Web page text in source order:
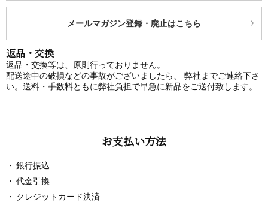
メールマガジン登録・廃止はこちら
返品・交換
返品・交換等は、原則行っておりません。
配送途中の破損などの事故がございましたら、 弊社までご連絡下さ
い。送料・手数料ともに弊社負担で早急に新品をご送付致します。
お支払い方法
銀行振込
代金引換
クレジットカード決済